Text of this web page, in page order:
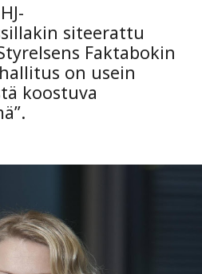
siteerattu
Faktabokin
on usein
koostuva